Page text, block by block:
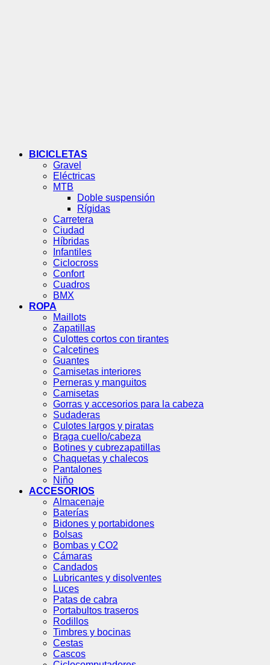
BICICLETAS
Gravel
Eléctricas
MTB
Doble suspensión
Rígidas
Carretera
Ciudad
Híbridas
Infantiles
Ciclocross
Confort
Cuadros
BMX
ROPA
Maillots
Zapatillas
Culottes cortos con tirantes
Calcetines
Guantes
Camisetas interiores
Perneras y manguitos
Camisetas
Gorras y accesorios para la cabeza
Sudaderas
Culotes largos y piratas
Braga cuello/cabeza
Botines y cubrezapatillas
Chaquetas y chalecos
Pantalones
Niño
ACCESORIOS
Almacenaje
Baterías
Bidones y portabidones
Bolsas
Bombas y CO2
Cámaras
Candados
Lubricantes y disolventes
Luces
Patas de cabra
Portabultos traseros
Rodillos
Timbres y bocinas
Cestas
Cascos